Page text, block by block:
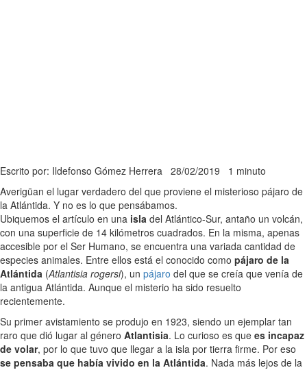
Escrito por: Ildefonso Gómez Herrera 28/02/2019 1 minuto
Averigüan el lugar verdadero del que proviene el misterioso pájaro de
la Atlántida. Y no es lo que pensábamos.
Ubiquemos el artículo en una isla del Atlántico-Sur, antaño un volcán,
con una superficie de 14 kilómetros cuadrados. En la misma, apenas
accesible por el Ser Humano, se encuentra una variada cantidad de
especies animales. Entre ellos está el conocido como pájaro de la
Atlántida (Atlantisia rogersi), un pájaro del que se creía que venía de
la antigua Atlántida. Aunque el misterio ha sido resuelto
recientemente.
Su primer avistamiento se produjo en 1923, siendo un ejemplar tan
raro que dió lugar al género Atlantisia. Lo curioso es que es incapaz
de volar, por lo que tuvo que llegar a la isla por tierra firme. Por eso
se pensaba que había vivido en la Atlántida. Nada más lejos de la